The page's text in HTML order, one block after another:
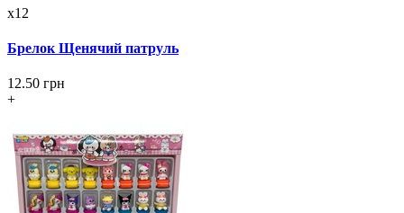
x12
Брелок Щенячий патруль
12.50 грн
+